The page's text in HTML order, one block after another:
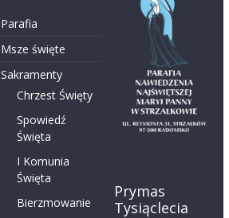
Parafia
Msze święte
Sakramenty
Chrzest Święty
Spowiedź
Święta
I Komunia
Święta
Bierzmowanie
Prymas
Tysiąclecia